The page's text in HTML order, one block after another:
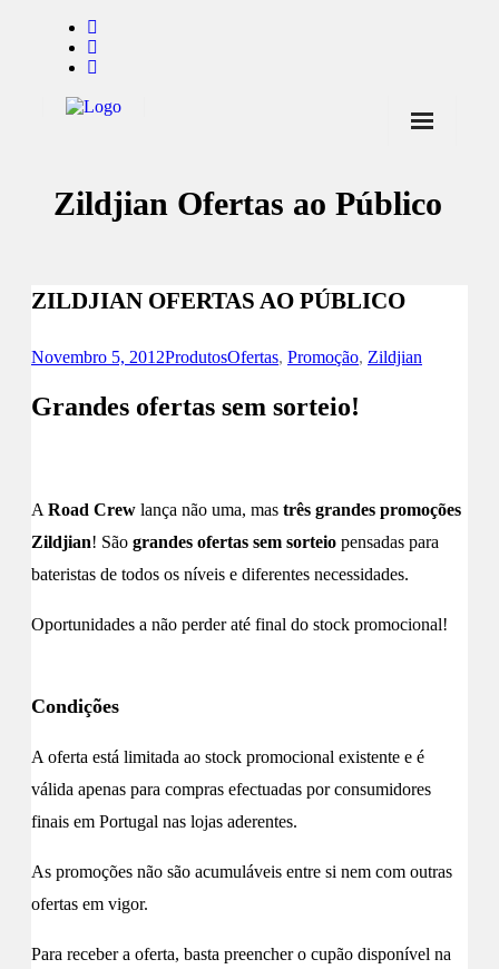
Notícias
Endorsers
Zildjian Ofertas ao Público
ZILDJIAN OFERTAS AO PÚBLICO
Novembro 5, 2012ProdutosOfertas, Promoção, Zildjian
Grandes ofertas sem sorteio!
A Road Crew lança não uma, mas três grandes promoções
Zildjian! São grandes ofertas sem sorteio pensadas para
bateristas de todos os níveis e diferentes necessidades.
Oportunidades a não perder até final do stock promocional!
Condições
A oferta está limitada ao stock promocional existente e é
válida apenas para compras efectuadas por consumidores
finais em Portugal nas lojas aderentes.
As promoções não são acumuláveis entre si nem com outras
ofertas em vigor.
Para receber a oferta, basta preencher o cupão disponível na